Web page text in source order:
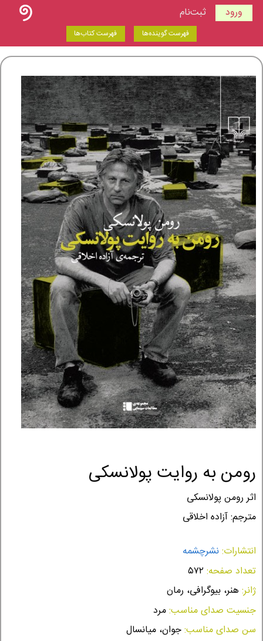
ورود ثبت‌نام
فهرست گوینده‌ها فهرست کتاب‌ها
رومن به روایت پولانسکی
اثر رومن پولانسکی
مترجم: آزاده اخلاقی
انتشارات:نشرچشمه
تعداد صفحه:
ژانر: هنر، بیوگرافی، رمان
جنسیت صدای مناسب:مرد
سن صدای مناسب:جوان، میانسال